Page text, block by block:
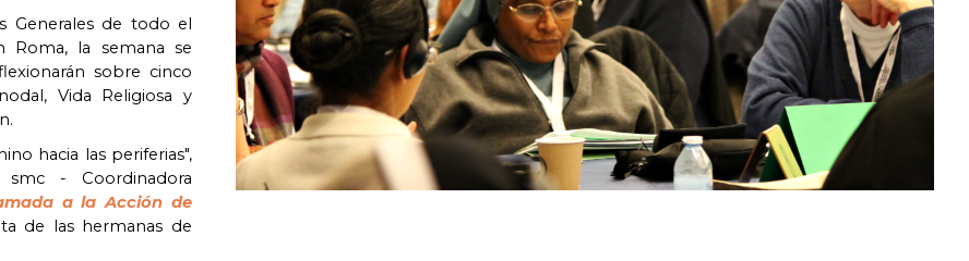
Generales de todo el
Roma, la semana se
sobre cinco
Vida Religiosa y
hacia las periferias",
- Coordinadora
a la Acción de
de las hermanas de